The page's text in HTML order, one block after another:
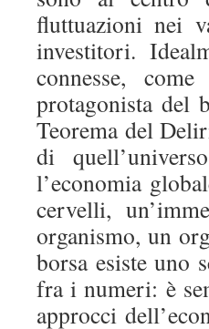
fluttuazioni nei
investitori.
connesse,
protagonista del
Teorema del
di
l’economia
cervelli,
organismo, un
borsa esiste uno
fra i numeri: è
approcci